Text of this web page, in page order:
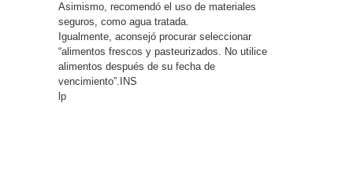
Asimismo, recomendó el uso de materiales
seguros, como agua tratada.
Igualmente, aconsejó procurar seleccionar
“alimentos frescos y pasteurizados. No utilice
alimentos después de su fecha de
vencimiento”.INS
lp